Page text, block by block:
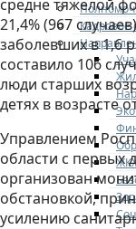
Кадровое
средне тяжелой
21,4% (967
заболевших в 1,6
составило 106
люди старших
детях в возрасте
Управлением
области с первых
организован
обстановкой,
усилению